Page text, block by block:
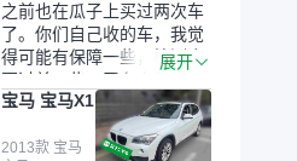
之前也在瓜子上买过两次车
了。你们自己收的车，我觉
得可能有保障一些，检测会
更过关一些。平台自己收上
来再卖的车，应该更可靠。
我买的是宝马X1，主要看中
它的价格和公里数比较合
展开
宝马 宝马X1
2013款 宝马